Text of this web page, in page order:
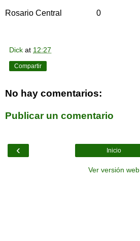
Rosario Central 0
Dick at 12:27
Compartir
No hay comentarios:
Publicar un comentario
‹ Inicio
Ver versión web